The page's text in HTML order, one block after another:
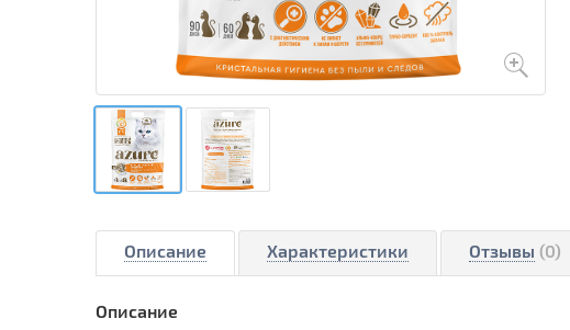
Описание Характеристики Отзывы (0)
Описание